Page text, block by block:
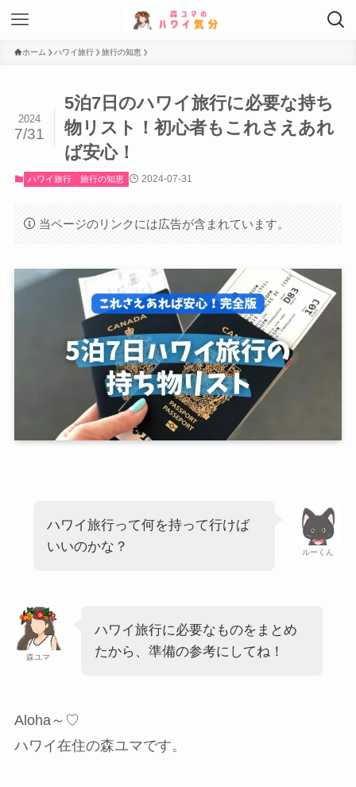
ホーム ハワイ旅行 旅行の知恵
5泊7日のハワイ旅行に必要な持ち
物リスト！初心者もこれさえあれ
ば安心！
2024
7/31
ハワイ旅行 旅行の知恵 2024-07-31
当ページのリンクには広告が含まれています。
ルーくん
ハワイ旅行って何を持って行けば
いいのかな？
森ユマ
ハワイ旅行に必要なものをまとめ
たから、準備の参考にしてね！
Aloha～♡
ハワイ在住の森ユマです。